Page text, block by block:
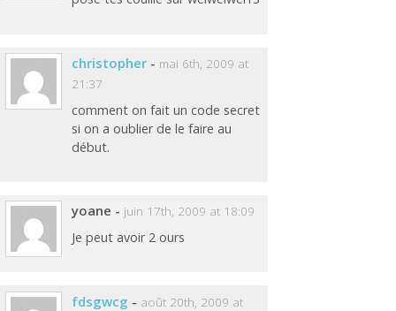
christopher - mai 6th, 2009 at
21:37
comment on fait un code secret
si on a oublier de le faire au
début.
yoane - juin 17th, 2009 at 18:09
Je peut avoir 2 ours
fdsgwcg - août 20th, 2009 at